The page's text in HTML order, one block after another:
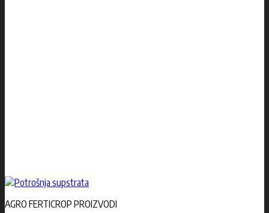
AGRO FERTICROP PROIZVODI